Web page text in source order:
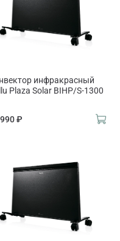
инфракрасный
Plaza Solar BIHP/S-1300
₽